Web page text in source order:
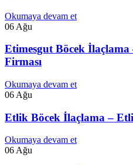
Okumaya devam et
06 Ağu
Etimesgut Böcek
Firması
Okumaya devam et
06 Ağu
Etlik Böcek İlaçlama –
Okumaya devam et
06Ağu